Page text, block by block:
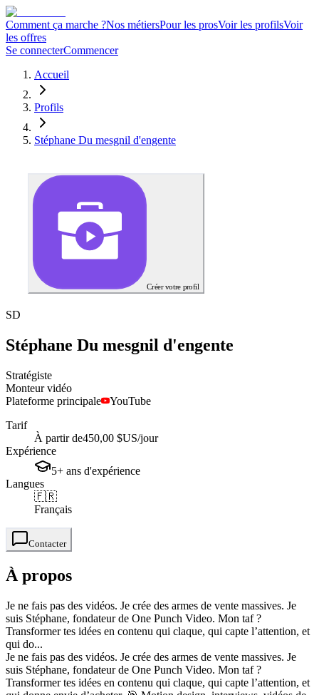
Comment ça marche ?Nos métiersPour les prosVoir les profilsVoir
les offres
Se connecterCommencer
Accueil
Profils
Stéphane Du mesgnil d'engente
Créer votre profil
SD
Stéphane Du mesgnil d'engente
Stratégiste
Monteur vidéo
Plateforme principale
YouTube
Tarif
À partir de450,00 $US/jour
Expérience
5+ ans d'expérience
Langues
🇫🇷
Français
Contacter
À propos
Je ne fais pas des vidéos. Je crée des armes de vente massives. Je
suis Stéphane, fondateur de One Punch Video. Mon taf ?
Transformer tes idées en contenu qui claque, qui capte l’attention, et
qui do...
Je ne fais pas des vidéos. Je crée des armes de vente massives. Je
suis Stéphane, fondateur de One Punch Video. Mon taf ?
Transformer tes idées en contenu qui claque, qui capte l’attention, et